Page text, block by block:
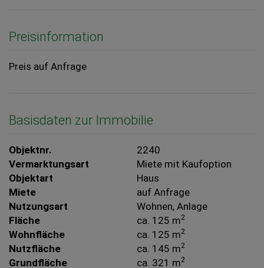
Preisinformation
Preis auf Anfrage
Basisdaten zur Immobilie
Objektnr.
2240
Vermarktungsart
Miete mit Kaufoption
Objektart
Haus
Miete
auf Anfrage
Nutzungsart
Wohnen Anlage
Fläche
ca. 125 m2
Wohnfläche ca. 125 m2
Nutzfläche ca. 145 m2
Grundfläche ca. 321 m2